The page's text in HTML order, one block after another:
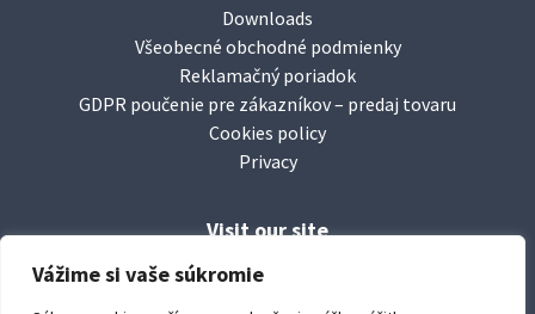
Vážime si vaše súkromie
Downloads
Všeobecné obchodné podmienky
Reklamačný poriadok
GDPR poučenie pre zákazníkov – predaj tovaru
Cookies policy
Privacy
Visit our site
Facebook/leierbaustoffesk